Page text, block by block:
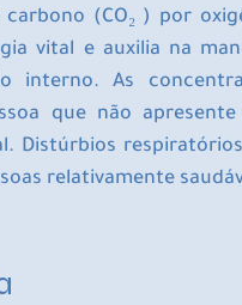
(CO₂ ) por
vital e auxilia na
interno. As
que não
Distúrbios
relativamente